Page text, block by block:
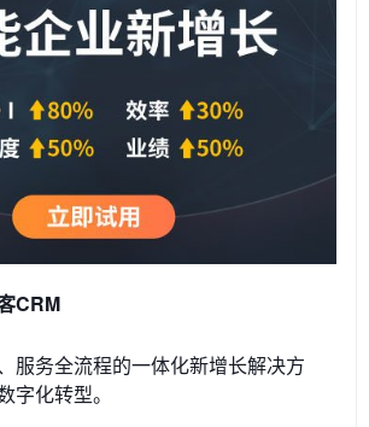
CRM
服务全流程的一体化新增长解决方
字化转型。